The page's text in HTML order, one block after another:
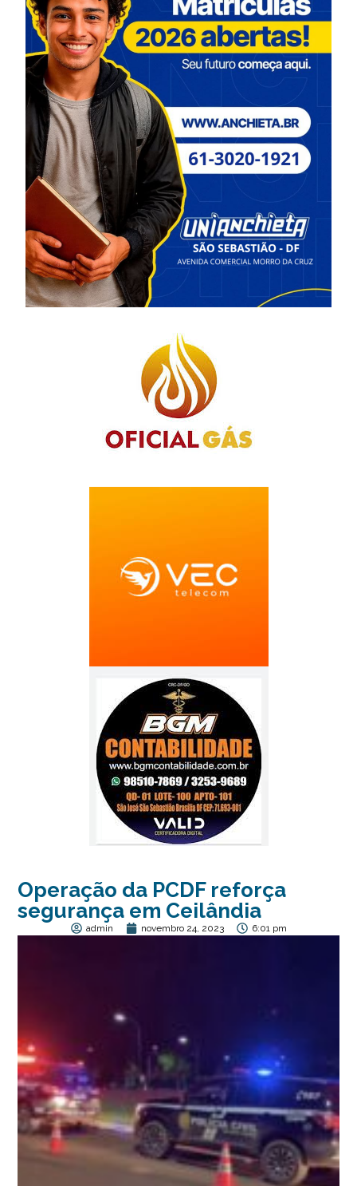
Operação da PCDF reforça
segurança em Ceilândia
admin novembro 24, 2023 6:01 pm